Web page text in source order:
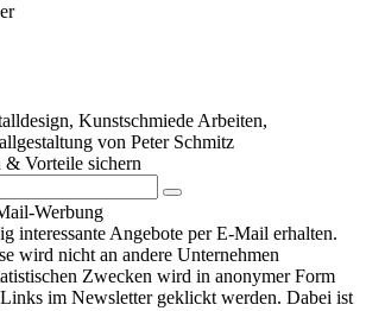
Kunstschmiede Arbeiten,
von Peter Schmitz
& Vorteile sichern
Werbung
interessante Angebote per E-Mail erhalten.
wird nicht an andere Unternehmen
Zwecken wird in anonymer Form
im Newsletter geklickt werden. Dabei ist